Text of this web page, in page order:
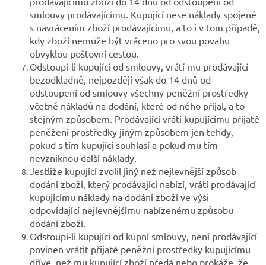
smlouvy prodávajícímu. Kupující nese náklady spojené
s navrácením zboží prodávajícímu, a to i v tom případě,
kdy zboží nemůže být vráceno pro svou povahu
obvyklou poštovní cestou.
Odstoupí-li kupující od smlouvy, vrátí mu prodávající
bezodkladně, nejpozději však do 14 dnů od
odstoupení od smlouvy všechny peněžní prostředky
včetně nákladů na dodání, které od něho přijal, a to
stejným způsobem. Prodávající vrátí kupujícímu přijaté
peněžení prostředky jiným způsobem jen tehdy,
pokud s tím kupující souhlasí a pokud mu tím
nevzniknou další náklady.
Jestliže kupující zvolil jiný než nejlevnější způsob
dodání zboží, který prodávající nabízí, vrátí prodávající
kupujícímu náklady na dodání zboží ve výši
odpovídající nejlevnějšímu nabízenému způsobu
dodání zboží.
Odstoupí-li kupující od kupní smlouvy, není prodávající
povinen vrátit přijaté peněžní prostředky kupujícímu
dříve, než mu kupující zboží předá nebo prokáže, že